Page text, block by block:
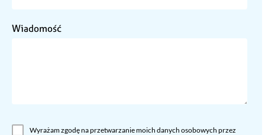
Wiadomość
Wyrażam zgodę na przetwarzanie moich danych osobowych przez